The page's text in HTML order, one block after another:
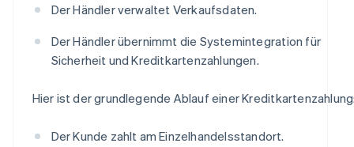
Der Händler verwaltet Verkaufsdaten.
Der Händler übernimmt die Systemintegration für
Sicherheit und Kreditkartenzahlungen.
Hier ist der grundlegende Ablauf einer
Der Kunde zahlt am Einzelhandelsstandort.